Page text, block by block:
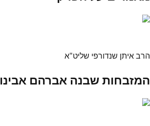
הרב איתן שנדורפי שליט"א
המזבחות שבנה אברהם אבינו